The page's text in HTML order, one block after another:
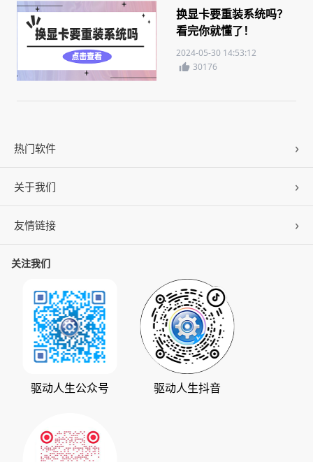
换显卡要重装系统吗？
看完你就懂了！
2024-05-30 14:53:12
30176
热门软件
驱动人生
百页窗
数据救星
人生日历
关于我们
公司概况
公司动态
发展历程
支持中心
版权声明
友情链接
ZOL下载
华军软件园
系统之家
下载之家
驱动大师
天极下载
关注我们
驱动人生公众号 驱动人生抖音